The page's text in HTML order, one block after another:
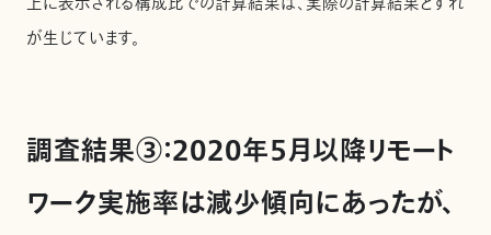
が生じています。
調査結果③：2020年５月以降リモート
ワーク実施率は減少傾向にあったが、